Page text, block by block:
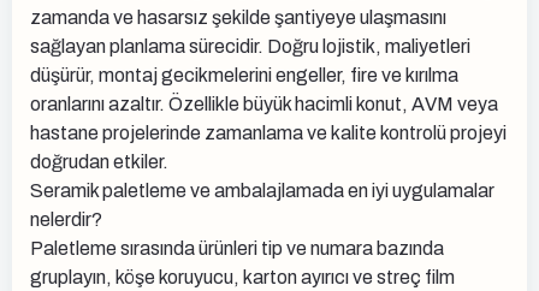
zamanda ve hasarsız şekilde şantiyeye ulaşmasını
sağlayan planlama sürecidir. Doğru lojistik, maliyetleri
düşürür, montaj gecikmelerini engeller, fire ve kırılma
oranlarını azaltır. Özellikle büyük hacimli konut, AVM veya
hastane projelerinde zamanlama ve kalite kontrolü projeyi
doğrudan etkiler.
Seramik paletleme ve ambalajlamada en iyi uygulamalar
nelerdir?
Paletleme sırasında ürünleri tip ve numara bazında
gruplayın, köşe koruyucu, karton ayırıcı ve streç film